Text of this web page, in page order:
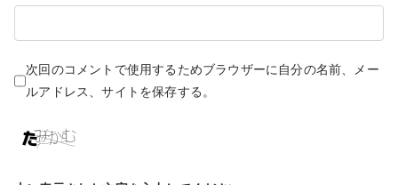
次回のコメントで使用するためブラウザーに自分の名前、メー
ルアドレス、サイトを保存する。